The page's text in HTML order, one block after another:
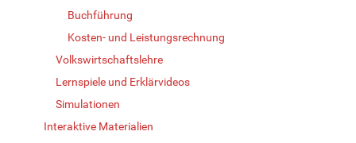
Buchführung
Kosten- und Leistungsrechnung
Volkswirtschaftslehre
Lernspiele und Erklärvideos
Simulationen
Interaktive Materialien